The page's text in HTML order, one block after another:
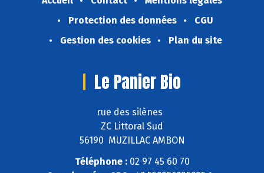
Protection des données
CGU
Gestion des cookies
Plan du site
Le Panier Bio
rue des silènes
ZC Littoral Sud
56190 MUZILLAC AMBON
Téléphone :02 97 45 60 70